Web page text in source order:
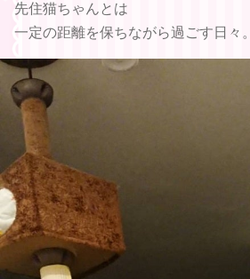
先住猫ちゃんとは
一定の距離を保ちながら過ごす日々。